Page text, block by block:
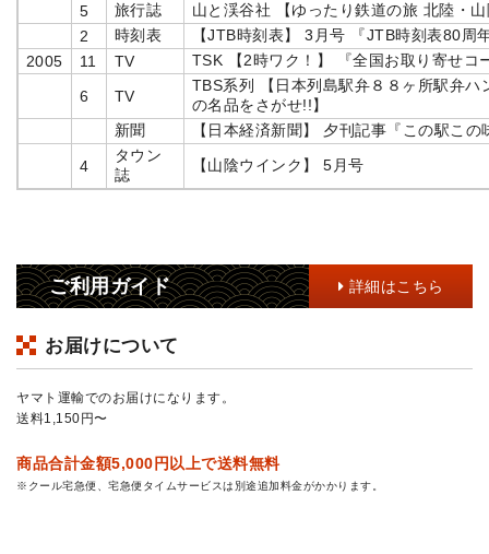
5
旅行誌
山と渓谷社 【ゆったり鉄道の旅 北陸・
2
時刻表
【JTB時刻表】 3月号 『JTB時刻表80周
2005
11 TV TSK 【2時ワク！】 『全国お取り寄せコ
6 TV
TBS系列 【日本列島駅弁８８ヶ所駅弁ハ
の名品をさがせ!!】
新聞
【日本経済新聞】 夕刊記事『この駅この
4
タウン
誌
【山陰ウインク】 5月号
ご利用ガイド 詳細はこちら
お届けについて
ヤマト運輸でのお届けになります。
送料1,150円〜
商品合計金額5,000円以上で送料無料
※クール宅急便、宅急便タイムサービスは別途追加料金がかかります。